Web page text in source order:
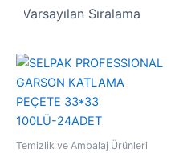
Temizlik ve Ambalaj Ürünleri
Fiyat
aralığı:
₺1,00
-
₺2,00
Bu
ürünün
varyasyonu